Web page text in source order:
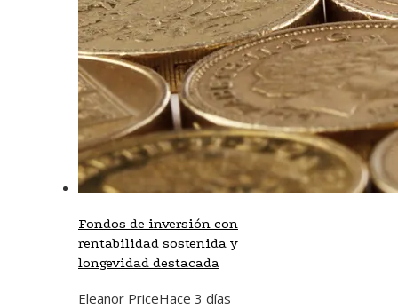
Fondos de inversión con
rentabilidad sostenida y
longevidad destacada
Eleanor PriceHace 3 días